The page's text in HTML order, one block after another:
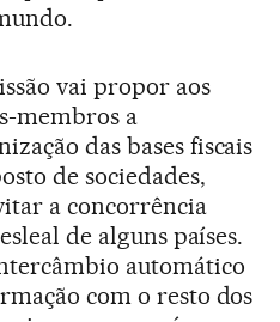
vai propor aos
membros a
das bases fiscais
de sociedades,
a concorrência
de alguns países.
automático
com o resto dos